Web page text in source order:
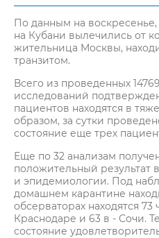
По данным на воскресенье,
на Кубани вылечились от
жительница Москвы,
транзитом.
Всего из проведенных
исследований
пациентов находятся в
образом, за сутки
состояние еще трех
Еще по 32 анализам
положительный результат
и эпидемиологии. Под
домашнем карантине
обсерваторах находятся 73
Краснодаре и 63 в - Сочи.
состояние